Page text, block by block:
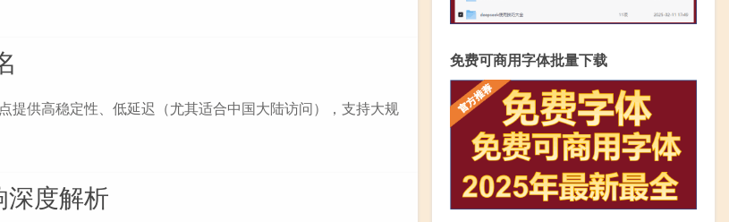
供高稳定性、低延迟（尤其适合中国大陆访问），支持大规
度解析
免费可商用字体批量下载